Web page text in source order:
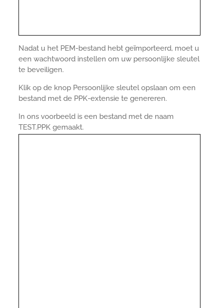
Nadat u het PEM-bestand hebt geïmporteerd, moet u
een wachtwoord instellen om uw persoonlijke sleutel
te beveiligen.
Klik op de knop Persoonlijke sleutel opslaan om een
bestand met de PPK-extensie te genereren.
In ons voorbeeld is een bestand met de naam
TEST.PPK gemaakt.